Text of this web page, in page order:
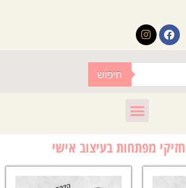
חיפוש
מפתחות בעיצוב אישי